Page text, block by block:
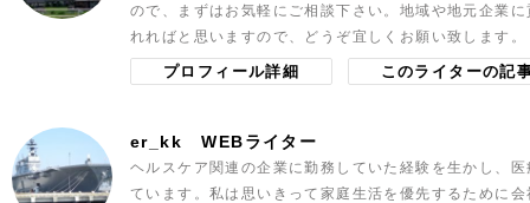
ので、まずはお気軽にご相談下さい。地域や地元企業
れればと思いますので、どうぞ宜しくお願い致します。
プロフィール詳細 このライターの記
er_kk WEBライター
ヘルスケア関連の企業に勤務していた経験を生かし、
ています。私は思いきって家庭生活を優先するために